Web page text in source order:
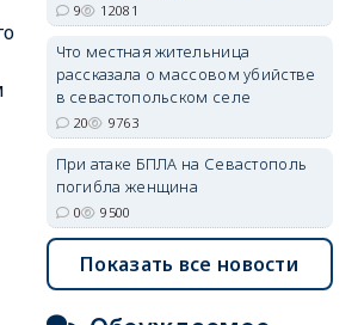
9 12081
Что местная жительница
рассказала о массовом убийстве
в севастопольском селе
20 9763
При атаке БПЛА на Севастополь
погибла женщина
0 9500
Показать все новости